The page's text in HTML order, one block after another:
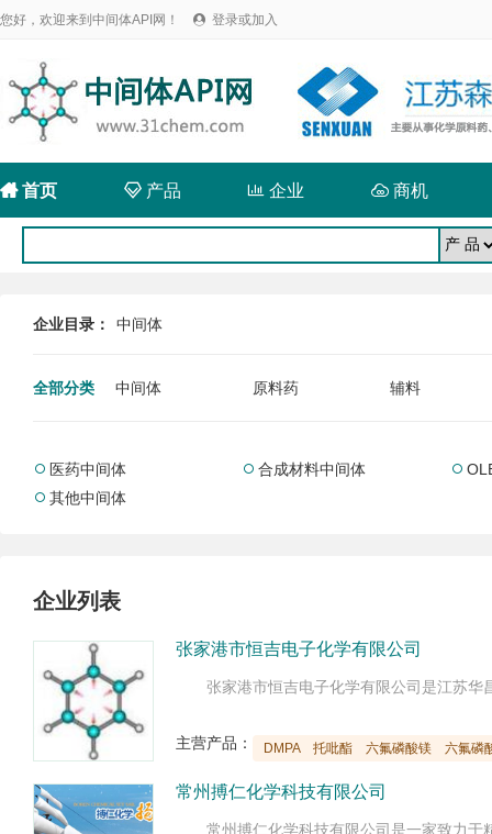
您好，欢迎来到中间体API网！  登录或加入
首页 产品  企业  商机
企业目录： 中间体
全部分类 中间体 原料药 辅料
 医药中间体  合成材料中间体 
 其他中间体
企业列表
张家港市恒吉电子化学有限公司
主营产品： DMPA 托吡酯 六氟磷酸镁 六氟磷
常州搏仁化学科技有限公司